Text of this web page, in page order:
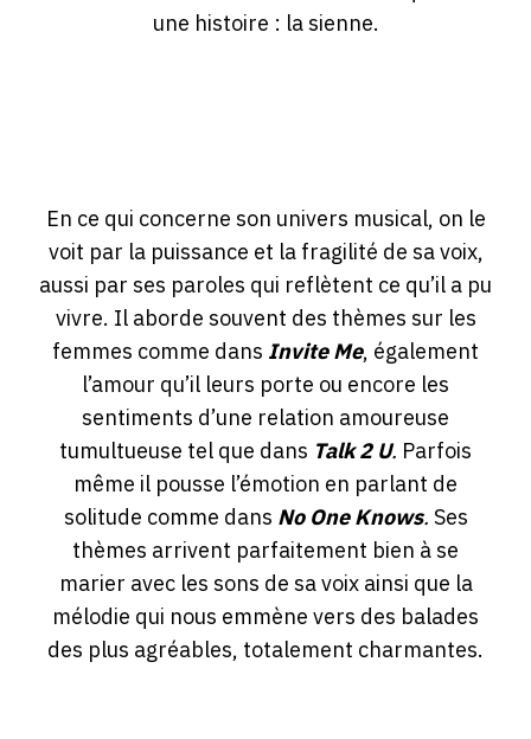
une histoire : la sienne.
En ce qui concerne son univers musical, on le
voit par la puissance et la fragilité de sa voix,
aussi par ses paroles qui reflètent ce qu’il a pu
vivre. Il aborde souvent des thèmes sur les
femmes comme dans InviteMe, également
l’amour qu’il leurs porte ou encore les
sentiments d’une relation amoureuse
tumultueuse tel que dans Talk2 U. Parfois
même il pousse l’émotion en parlant de
solitude comme dans No One Knows.Ses
thèmes arrivent parfaitement bien à se
marier avec les sons de sa voix ainsi que la
mélodie qui nous emmène vers des balades
des plus agréables, totalement charmantes.